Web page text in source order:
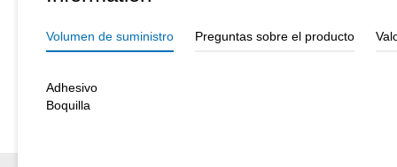
Volumen de suministro Preguntas sobre el producto
Adhesivo
Boquilla